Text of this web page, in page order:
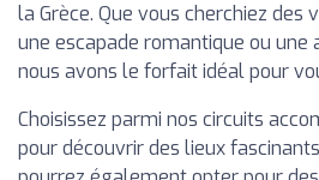
la Grèce. Que vous cherchiez des
une escapade romantique ou une
nous avons le forfait idéal pour
Choisissez parmi nos circuits
pour découvrir des lieux